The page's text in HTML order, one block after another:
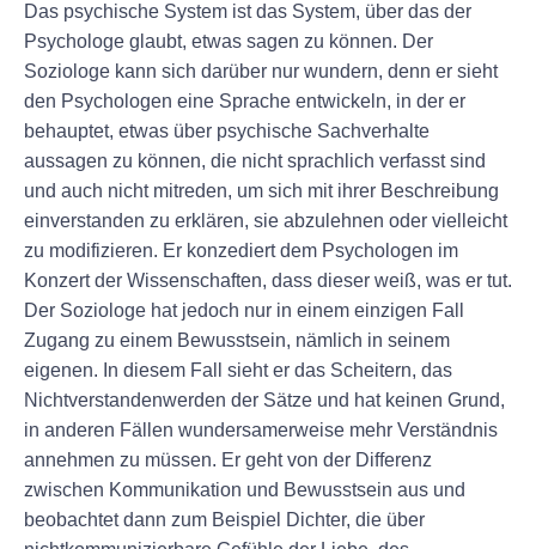
Das psychische System ist das System, über das der
Psychologe glaubt, etwas sagen zu können. Der
Soziologe kann sich darüber nur wundern, denn er sieht
den Psychologen eine Sprache entwickeln, in der er
behauptet, etwas über psychische Sachverhalte
aussagen zu können, die nicht sprachlich verfasst sind
und auch nicht mitreden, um sich mit ihrer Beschreibung
einverstanden zu erklären, sie abzulehnen oder vielleicht
zu modifizieren. Er konzediert dem Psychologen im
Konzert der Wissenschaften, dass dieser weiß, was er tut.
Der Soziologe hat jedoch nur in einem einzigen Fall
Zugang zu einem Bewusstsein, nämlich in seinem
eigenen. In diesem Fall sieht er das Scheitern, das
Nichtverstandenwerden der Sätze und hat keinen Grund,
in anderen Fällen wundersamerweise mehr Verständnis
annehmen zu müssen. Er geht von der Differenz
zwischen Kommunikation und Bewusstsein aus und
beobachtet dann zum Beispiel Dichter, die über